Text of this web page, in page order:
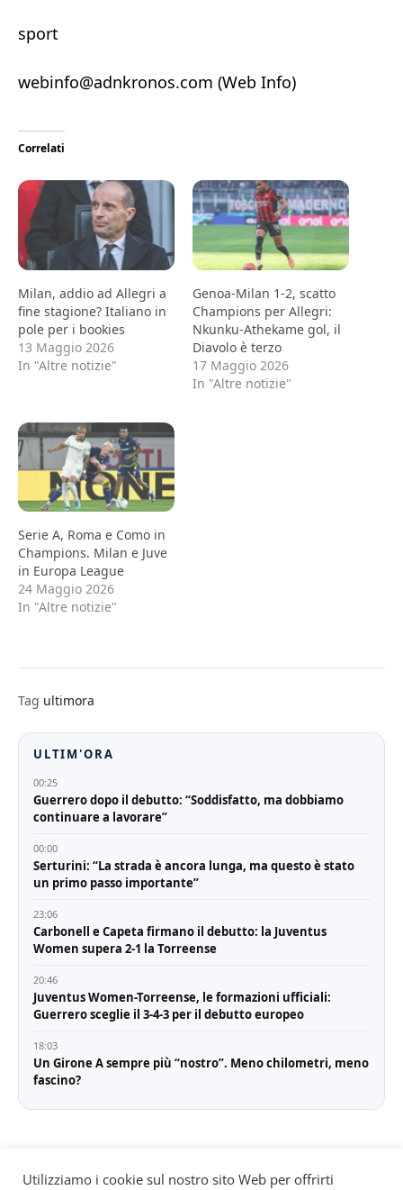
sport
webinfo@adnkronos.com (Web Info)
Correlati
Milan, addio ad Allegri a
fine stagione? Italiano in
pole per i bookies
13 Maggio 2026
In "Altre notizie"
Genoa-Milan 1-2, scatto
Champions per Allegri:
Nkunku-Athekame gol, il
Diavolo è terzo
17 Maggio 2026
In "Altre notizie"
Serie A, Roma e Como in
Champions. Milan e Juve
in Europa League
24 Maggio 2026
In "Altre notizie"
Tag ultimora
ULTIM'ORA
00:25
Guerrero dopo il debutto: “Soddisfatto, ma dobbiamo
continuare a lavorare”
00:00
Serturini: “La strada è ancora lunga, ma questo è stato
un primo passo importante”
23:06
Carbonell e Capeta firmano il debutto: la Juventus
Women supera 2-1 la Torreense
20:46
Juventus Women-Torreense, le formazioni ufficiali:
Guerrero sceglie il 3-4-3 per il debutto europeo
18:03
Un Girone A sempre più “nostro”. Meno chilometri, meno
fascino?
Utilizziamo i cookie sul nostro sito Web per offrirti